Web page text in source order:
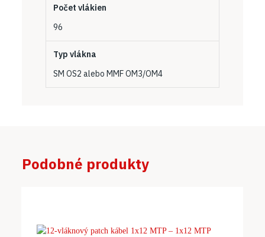
Počet vlákien
96
Typ vlákna
SM OS2 alebo MMF OM3/OM4
Podobné produkty